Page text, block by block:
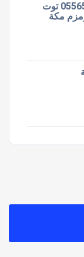
زمازمة جدة 0556558989 توت
مكة